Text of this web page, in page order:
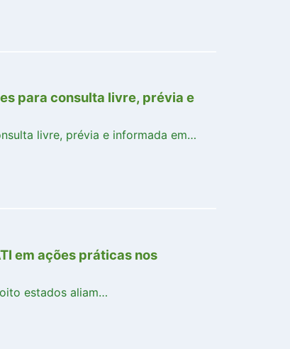
para consulta livre, prévia e
livre, prévia e informada em…
em ações práticas nos
estados aliam…